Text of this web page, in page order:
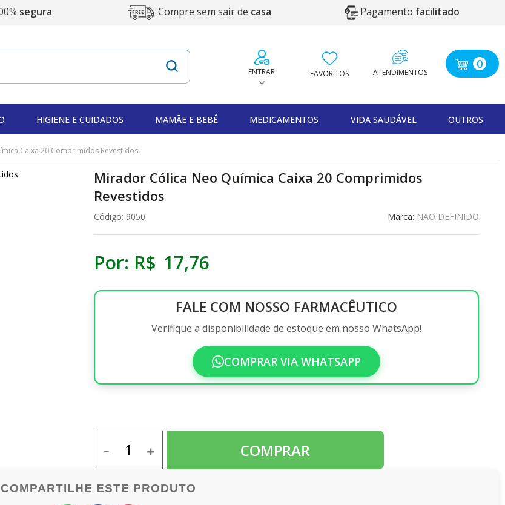
segura Compre sem sair de casa Pagamento facilitado
ENTRAR FAVORITOS ATENDIMENTOS
0
HIGIENE E CUIDADOS MAMÃE E BEBÊ MEDICAMENTOS VIDA SAUDÁVEL OUTROS
Caixa 20 Comprimidos Revestidos
Mirador Cólica Neo Química Caixa 20 Comprimidos
Revestidos
Marca: NAO DEFINIDO
Código: 9050
Por: R$ 17,76
FALE COM NOSSO FARMACÊUTICO
Verifique a disponibilidade de estoque em nosso WhatsApp!
COMPRAR VIA WHATSAPP
COMPARTILHE ESTE PRODUTO